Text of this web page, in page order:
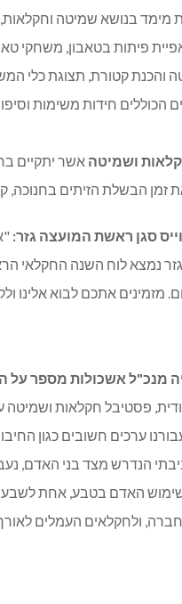
מימד בנושא שמיטה וחקלאות,
פיתות בטאבון, משחקי
והכנת קטורת, תצוגת כלי
הכוללים חידות משימות
ושמיטה אשר יתקיים
את זמן הבשלת הזיתים
סגן ראשת המועצה גזר:
מזמינים אתכם לבוא
מנכ"ל אשכולות מספר על
פסטיבל חקלאות ושמיטה
ערכים חשובים כגון
הנדרש מצד בני האדם,
האדם בטבע, אחת לשבע
ולחקלאים העמלים